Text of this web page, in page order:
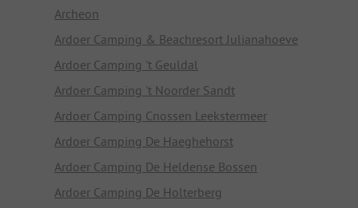
Archeon
Ardoer Camping & Beachresort Julianahoeve
Ardoer Camping 't Geuldal
Ardoer Camping 't Noorder Sandt
Ardoer Camping Cnossen Leekstermeer
Ardoer Camping De Haeghehorst
Ardoer Camping De Heldense Bossen
Ardoer Camping De Holterberg